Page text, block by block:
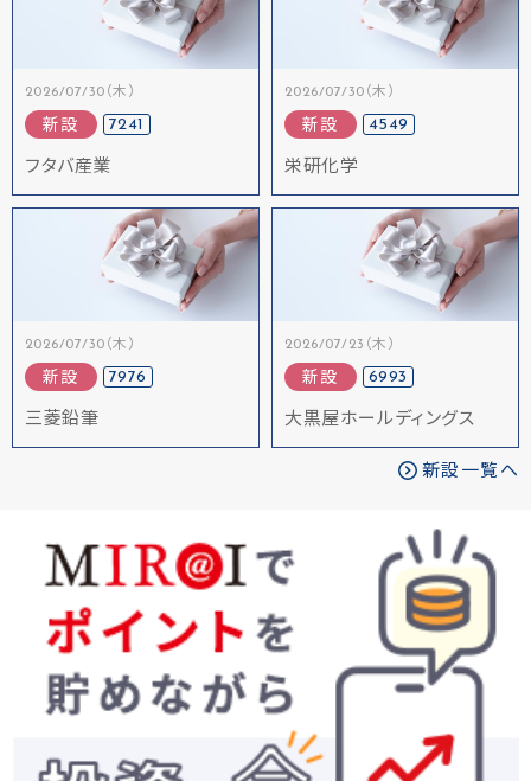
2026/07/30（木）
新設 7241
フタバ産業
2026/07/30（木）
新設 4549
栄研化学
2026/07/30（木）
新設 7976
三菱鉛筆
2026/07/23（木）
新設 6993
大黒屋ホールディングス
新設一覧へ